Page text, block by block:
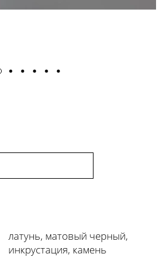
латунь, матовый черный,
инкрустация, камень